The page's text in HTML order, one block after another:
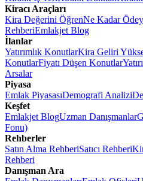
Kiracı Araçları
Kira Değerini ÖğrenNe Kadar
RehberiEmlakjet Blog
İlanlar
Yatırımlık KonutlarKira Geliri
KonutlarFiyatı Düşen Konutlar
Arsalar
Piyasa
Emlak PiyasasıDemografi Analizi
Keşfet
Emlakjet BlogUzman Danışmanlar
Fonu)
Rehberler
Satın Alma RehberiSatıcı Rehberi
Rehberi
Danışman Ara